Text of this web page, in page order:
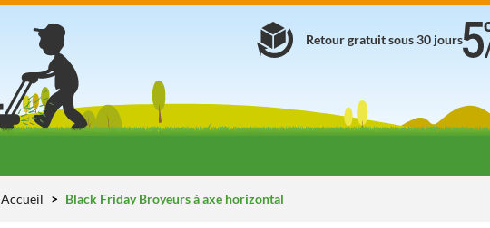
Retour gratuit sous 30 jours
Accueil Black Friday Broyeurs à axe horizontal